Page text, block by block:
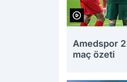
Amedspor
maç özeti